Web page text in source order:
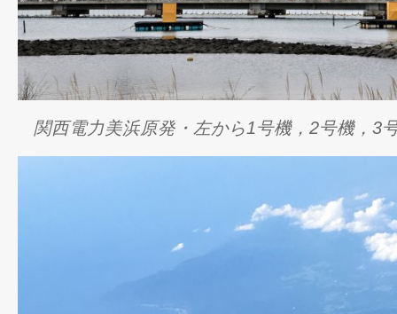
関西電力美浜原発・左から1号機，2号機，3